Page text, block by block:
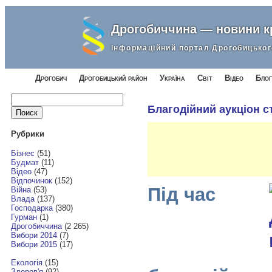
Дрогобиччина — новини
Інформаційний портал
Дрогобич Дрогобицький район Україна Світ Відео
Найти:
Рубрики
Бізнес (51)
Будмат(11)
Відео(47)
Відпочинок(152)
Війна(53)
Влада(137)
Господарка(380)
Гурман(1)
Дрогобиччина(2 265)
Вибори 2014(7)
Вибори 2015(17)
Екологія(15)
Благодійний аукціон
Під час